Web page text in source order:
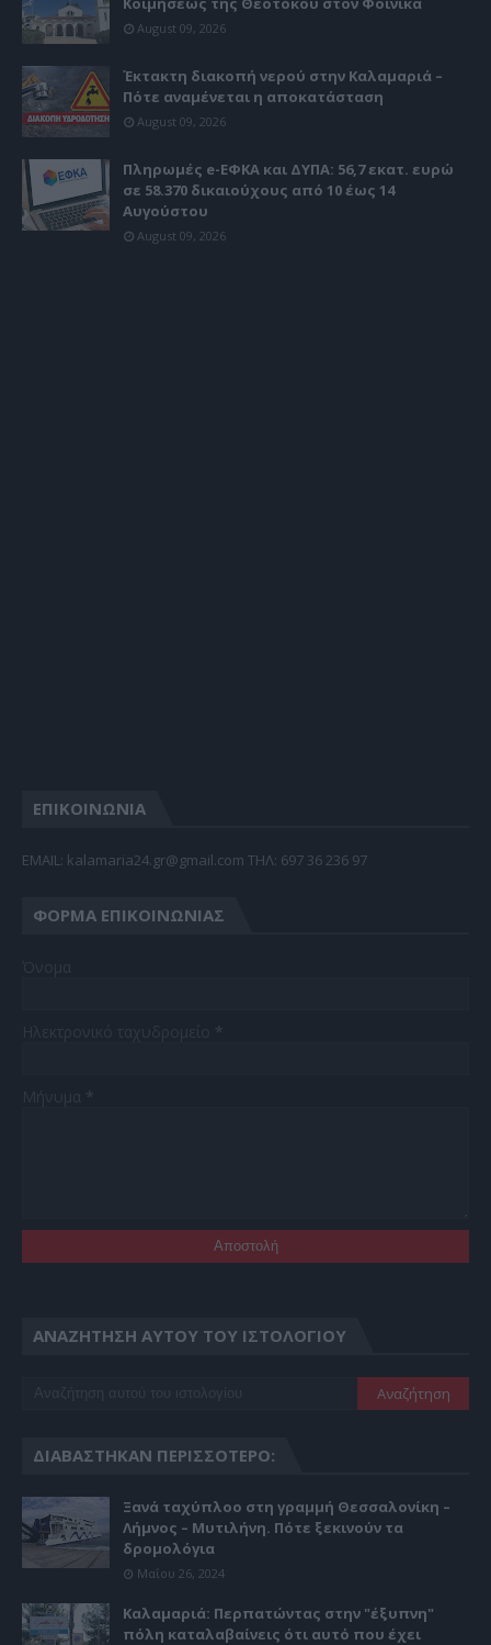
August 09, 2026
Έκτακτη διακοπή νερού στην Καλαμαριά –
Πότε αναμένεται η αποκατάσταση
August 09, 2026
Πληρωμές e-ΕΦΚΑ και ΔΥΠΑ: 56,7 εκατ. ευρώ
σε 58.370 δικαιούχους από 10 έως 14
Αυγούστου
August 09, 2026
ΕΠΙΚΟΙΝΩΝΙΑ
EMAIL: kalamaria24.gr@gmail.com TΗΛ: 697 36 236 97
ΦΌΡΜΑ ΕΠΙΚΟΙΝΩΝΊΑΣ
ΑΝΑΖΉΤΗΣΗ ΑΥΤΟΎ ΤΟΥ ΙΣΤΟΛΟΓΊΟΥ
ΔΙΑΒΆΣΤΗΚΑΝ ΠΕΡΙΣΣΌΤΕΡΟ:
Ξανά ταχύπλοο στη γραμμή Θεσσαλονίκη –
Λήμνος – Μυτιλήνη. Πότε ξεκινούν τα
δρομολόγια
Μαΐου 26, 2024
Καλαμαριά: Περπατώντας στην "έξυπνη"
πόλη καταλαβαίνεις ότι αυτό που έχει